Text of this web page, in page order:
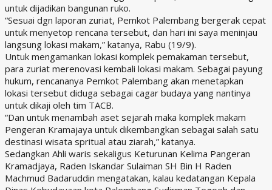
untuk dijadikan bangunan ruko.
“Sesuai dgn laporan zuriat, Pemkot Palembang bergerak cepat
untuk menyetop rencana tersebut, dan hari ini saya meninjau
langsung lokasi makam,” katanya, Rabu (19/9).
Untuk mengamankan lokasi komplek pemakaman tersebut,
para zuriat merenovasi kembali lokasi makam. Sebagai payung
hukum, rencananya Pemkot Palembang akan menetapkan
lokasi tersebut diduga sebagai cagar budaya yang nantinya
untuk dikaji oleh tim TACB.
“Dan untuk menambah aset sejarah maka komplek makam
Pengeran Kramajaya untuk dikembangkan sebagai salah satu
destinasi wisata spritual atau ziarah,” katanya.
Sedangkan Ahli waris sekaligus Keturunan Kelima Pangeran
Kramadjaya, Raden Iskandar Sulaiman SH Bin H Raden
Machmud Badaruddin mengatakan, kalau kedatangan Kepala